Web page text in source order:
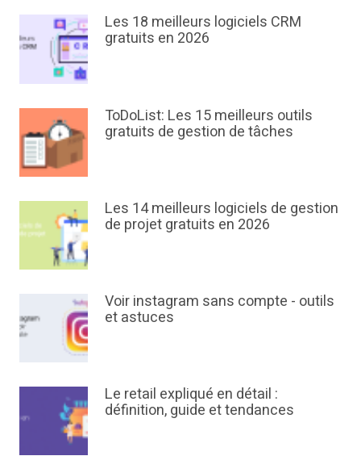
Les 18 meilleurs logiciels CRM
gratuits en 2026
ToDoList: Les 15 meilleurs outils
gratuits de gestion de tâches
Les 14 meilleurs logiciels de gestion
de projet gratuits en 2026
Voir instagram sans compte - outils
et astuces
Le retail expliqué en détail :
définition, guide et tendances